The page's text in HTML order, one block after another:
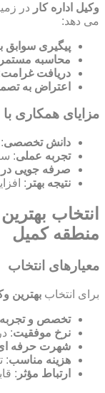
وکیل اداره کار در
می دهد:
پیگیری سوابق
محاسبه
دریافت غرامت
اعتراض به
مزایای همکاری
دانش تخصصی
تجربه عملی:
صرفه جویی
نتیجه بهتر :
انتخاب
منطقه کمیل
معیارهای انتخاب
برای انتخاب بهترین
تخصص و تجربه
نرخ موفقیت:
شهرت حرفه
هزینه مناسب:
ارتباط مؤثر :